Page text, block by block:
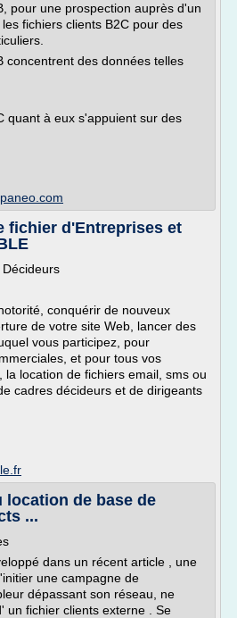
pour une prospection auprès d'un
fichiers clients B2C pour des
concentrent des données telles
quant à eux s'appuient sur des
fichier d'Entreprises et
conquérir de nouveux
de votre site Web, lancer des
vous participez, pour
et pour tous vos
la location de fichiers email, sms ou
cadres décideurs et de dirigeants
location de base de
...
dans un récent article , une
une campagne de
dépassant son réseau, ne
un fichier clients externe . Se